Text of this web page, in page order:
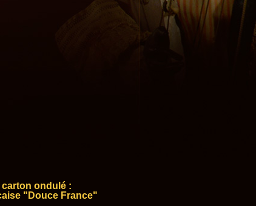
carton ondulé :
"Douce France"